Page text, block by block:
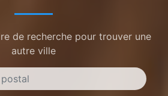
de recherche pour trouver une
autre ville